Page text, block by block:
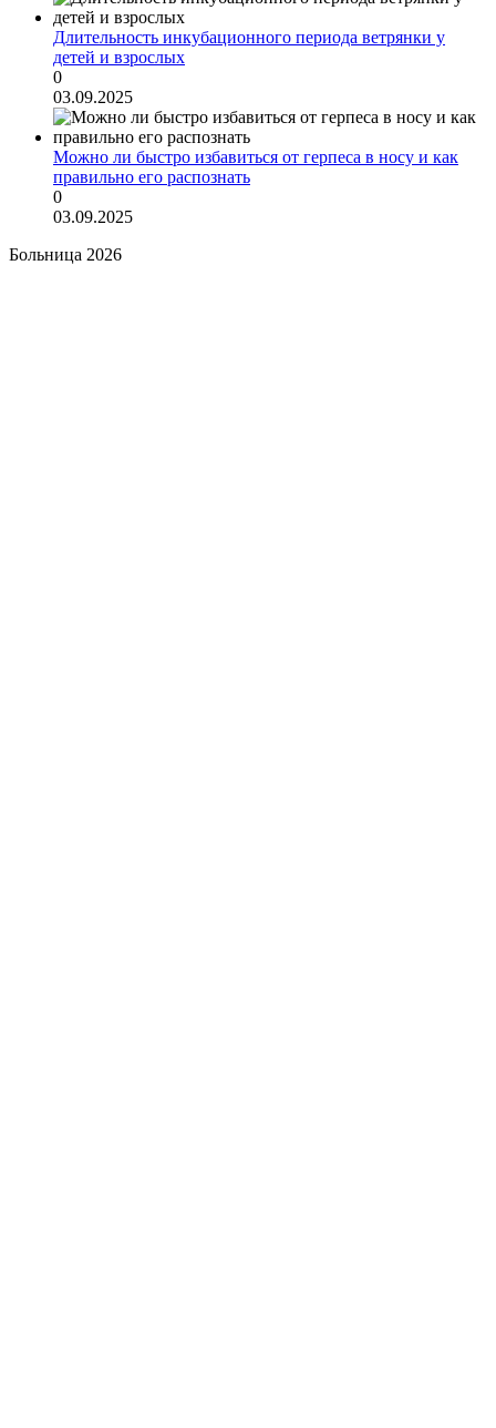
Длительность инкубационного периода ветрянки у
детей и взрослых
0
03.09.2025
Можно ли быстро избавиться от герпеса в носу и как
правильно его распознать
0
03.09.2025
Больница 2026